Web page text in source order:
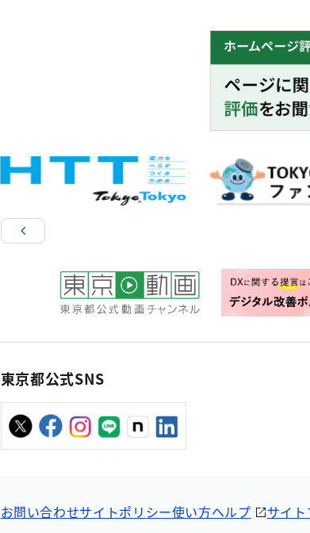
東京都公式SNS
お問い合わせサイトポリシー使い方ヘルプ サイ